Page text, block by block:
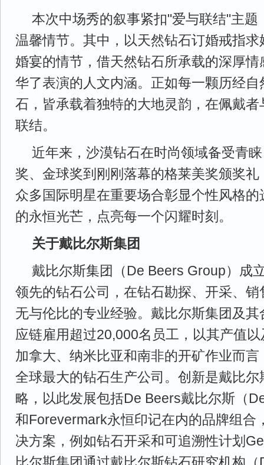
本次中场秀的叙事紧扣"爱与联结"主题
温馨情节。其中，以天然钻石订婚戒指
婚宴的情节，借天然钻石所承载的深厚
华了表演的人文内涵。正如每一颗历经
石，皆承载着独特的大地灵韵，在佩戴
联结。
近年来，沙漠钻石在时尚领域备受青
奖、金球奖到刚刚落幕的格莱美奖颁奖
众多国际明星在重要场合彰显个性风格
的永恒光芒，点亮每一个闪耀时刻。
关于戴比尔斯集团
戴比尔斯集团（De Beers Group）成
领先的钻石公司，在钻石勘探、开采、
无与伦比的专业经验。戴比尔斯集团及
应链雇用超过20,000名员工，以其产值
加拿大、纳米比亚和南非的开矿作业而
全球最大的钻石生产公司。创新是戴比
略，以此发展包括De Beers戴比尔斯（
和Forevermark永恒印记在内的品牌组合
决方案，例如钻石开采和可追溯性计划